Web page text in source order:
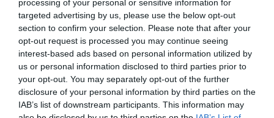
processing of your personal or sensitive information for
targeted advertising by us, please use the below opt-out
section to confirm your selection. Please note that after your
opt-out request is processed you may continue seeing
interest-based ads based on personal information utilized by
us or personal information disclosed to third parties prior to
your opt-out. You may separately opt-out of the further
disclosure of your personal information by third parties on the
IAB’s list of downstream participants. This information may